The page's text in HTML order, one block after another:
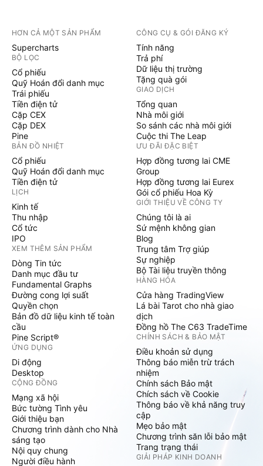
HƠN CẢ MỘT SẢN PHẨM
Supercharts
BỘ LỌC
Cổ phiếu
Quỹ Hoán đổi danh mục
Trái phiếu
Tiền điện tử
Cặp CEX
Cặp DEX
Pine
BẢN ĐỒ NHIỆT
Cổ phiếu
Quỹ Hoán đổi danh mục
Tiền điện tử
LỊCH
Kinh tế
Thu nhập
Cổ tức
IPO
XEM THÊM SẢN PHẨM
Dòng Tin tức
Danh mục đầu tư
Fundamental Graphs
Đường cong lợi suất
Quyền chọn
Bản đồ dữ liệu kinh tế toàn
cầu
Pine Script®
ỨNG DỤNG
Di động
Desktop
CỘNG ĐỒNG
Mạng xã hội
Bức tường Tình yêu
Giới thiệu bạn
Chương trình dành cho Nhà
sáng tạo
Nội quy chung
Người điều hành
CÔNG CỤ & GÓI ĐĂNG KÝ
Tính năng
Trả phí
Dữ liệu thị trường
Tặng quà gói
GIAO DỊCH
Tổng quan
Nhà môi giới
So sánh các nhà môi giới
Cuộc thi The Leap
ƯU ĐÃI ĐẶC BIỆT
Hợp đồng tương lai CME
Group
Hợp đồng tương lai Eurex
Gói cổ phiếu Hoa Kỳ
GIỚI THIỆU VỀ CÔNG TY
Chúng tôi là ai
Sứ mệnh không gian
Blog
Trung tâm Trợ giúp
Sự nghiệp
Bộ Tài liệu truyền thông
HÀNG HÓA
Cửa hàng TradingView
Lá bài Tarot cho nhà giao
dịch
Đồng hồ The C63 TradeTime
CHÍNH SÁCH & BẢO MẬT
Điều khoản sử dụng
Thông báo miễn trừ trách
nhiệm
Chính sách Bảo mật
Chích sách về Cookie
Thông báo về khả năng truy
cập
Mẹo bảo mật
Chương trình săn lỗi bảo mật
Trang trạng thái
GIẢI PHÁP KINH DOANH